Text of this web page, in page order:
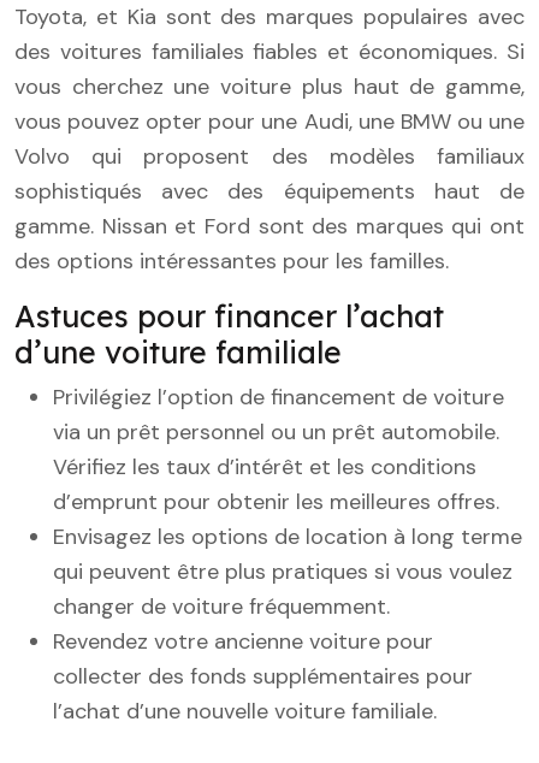
Toyota, et Kia sont des marques populaires avec
des voitures familiales fiables et économiques. Si
vous cherchez une voiture plus haut de gamme,
vous pouvez opter pour une Audi, une BMW ou une
Volvo qui proposent des modèles familiaux
sophistiqués avec des équipements haut de
gamme. Nissan et Ford sont des marques qui ont
des options intéressantes pour les familles.
Astuces pour financer l’achat
d’une voiture familiale
Privilégiez l’option de financement de voiture
via un prêt personnel ou un prêt automobile.
Vérifiez les taux d’intérêt et les conditions
d’emprunt pour obtenir les meilleures offres.
Envisagez les options de location à long terme
qui peuvent être plus pratiques si vous voulez
changer de voiture fréquemment.
Revendez votre ancienne voiture pour
collecter des fonds supplémentaires pour
l’achat d’une nouvelle voiture familiale.